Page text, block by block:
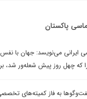
پاکستان
ایرانی می‌نویسد: جهان با
که چهل روز پیش شعله‌ور شد،
به فاز کمیته‌های